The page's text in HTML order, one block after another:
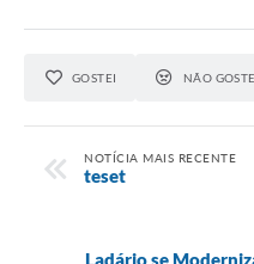
GOSTEI NÃO
NOTÍCIA MAIS RECENTE
teset